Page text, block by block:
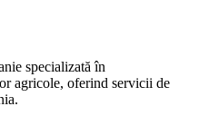
specializată în
agricole, oferind servicii de